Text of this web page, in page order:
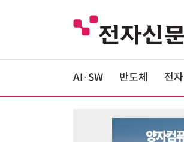
AI·SW 반도체 전자